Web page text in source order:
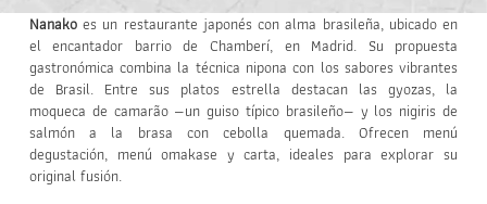
Nanakoes un restaurante japonés con alma brasileña, ubicado en
el encantador barrio de Chamberí, en Madrid. Su propuesta
gastronómica combina la técnica nipona con los sabores vibrantes
de Brasil. Entre sus platos estrella destacan las gyozas, la
moqueca de camarão —un guiso típico brasileño— y los nigiris de
salmón a la brasa con cebolla quemada. Ofrecen menú
degustación, menú omakase y carta, ideales para explorar su
original fusión.